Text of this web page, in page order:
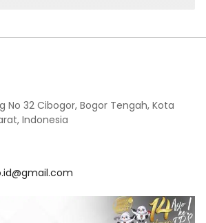
No 32 Cibogor, Bogor Tengah, Kota
Indonesia